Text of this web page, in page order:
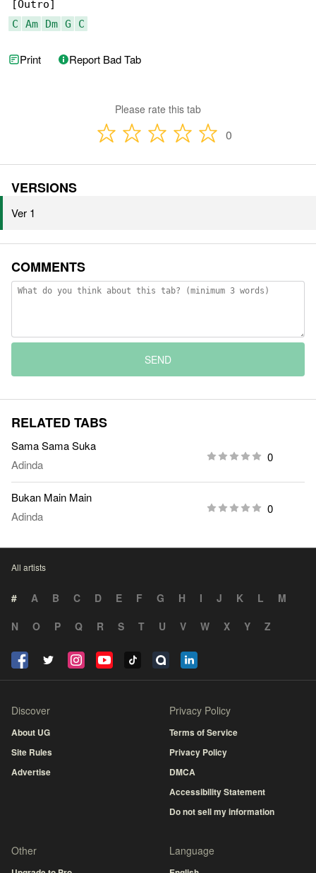
C
Am Dm G C
Print Report Bad Tab
Please rate this tab
0
VERSIONS
Ver 1
COMMENTS
SEND
RELATED TABS
Sama Sama Suka
Adinda
0
Bukan Main Main
Adinda
0
All artists
# A B C D E F G H I J K L
M
N
O P Q R S T U V W X Y Z
Discover
About UG
Site Rules
Advertise
Privacy Policy
Terms of Service
Privacy Policy
DMCA
Accessibility Statement
Do not sell my information
Other Language